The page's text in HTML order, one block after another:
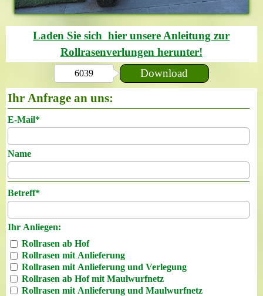
Laden Sie sich hier unsere Anleitung zur
Rollrasenverlungen herunter!
Download
6039
Ihr Anfrage an uns:
E-Mail*
Name
Betreff*
Ihr Anliegen:
Rollrasen ab Hof
Rollrasen mit Anlieferung
Rollrasen mit Anlieferung und Verlegung
Rollrasen ab Hof mit Maulwurfnetz
Rollrasen mit Anlieferung und Maulwurfnetz